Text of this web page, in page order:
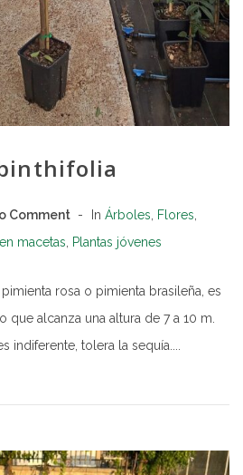
Comment In Árboles Flores
macetas Plantas jóvenes
rosa o pimienta brasileña, es
alcanza una altura de 7 a 10 m.
indiferente, tolera la sequía....